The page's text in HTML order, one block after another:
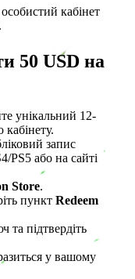
кабінет
50 USD на
унікальний 12-
запис
PS5 або на сайті
Store.
пункт Redeem
та підтвердіть
у вашому